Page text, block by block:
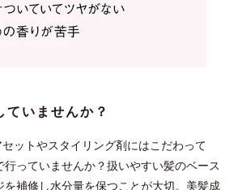
ていませんか？
ットやスタイリング剤にはこだわって
行っていませんか？扱いやすい髪のベース
を補修し水分量を保つことが大切。美髪成